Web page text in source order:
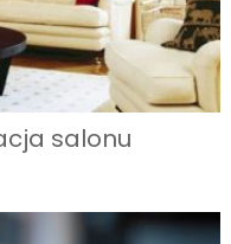
salonu